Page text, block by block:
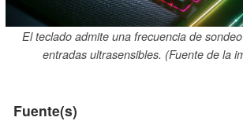
El teclado admite una frecuencia de
entradas ultrasensibles. (Fuente de la
Fuente(s)